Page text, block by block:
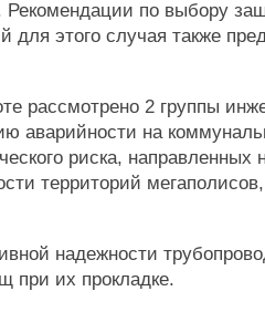
Рекомендации по выбору
для этого случая также
рассмотрено 2 группы
аварийности на
риска,
территорий
надежности
при их прокладке.